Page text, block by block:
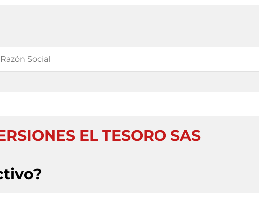
EL TESORO SAS